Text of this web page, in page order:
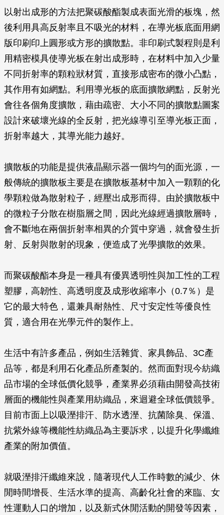
以射出成形的方法把聚碳酸酯製成表面光滑的板塊，然
後利用具高反射率且不吸光的材料，在導光板底面用網
版印刷印上圓形或方形的擴散點。非印刷式製程則是利
用精密模具使導光板在射出成形時，在材料中加入少量
不同折射率的顆粒狀材質，直接形成密布的微小凸點，
其作用有如網點。利用導光板的底面擴散網點，反射光
會往各個角度擴散，藉由疏密、大小不同的擴散點圖案
設計來破壞光線的全反射，把光線導引至導光板正面，
折射率越大，其導光能力越好。
擴散板的功能是提供液晶顯示器一個均勻的面光源，一
般傳統的擴散板主要是在擴散板基材中加入一顆顆的化
學顆粒做為散射粒子，經壓出成形而得。由於擴散板中
的微粒子分散在樹脂層之間，因此光線經過擴散層時，
會不斷地在兩個折射率相異的介質中穿過，就會發生折
射、反射與散射的現象，便造成了光學擴散的效果。
而聚碳酸酯本身是一種具有優異透明性與加工性的工程
塑膠，高韌性、高透明度及成形收縮率小（0.7％）是
它的最大特色，還兼具耐熱性、尺寸安定性等優良性
質，適合用在光學元件的製作上。
生活中有許多產品，例如生活雜貨、家具飾品、3C產
品等，都是利用石化產品所產製的。然而面對現今紡織
品市場的全球低價化競爭，產業界必須藉由開發高技術
層面的機能性與產業用紡織品，來迴避全球低價競爭。
目前市面上以吸溼排汗、防水透溼、抗菌除臭、保溫、
抗紫外線等機能性紡織品為主要訴求，以提升化學纖維
產業的附加價值。
就吸溼排汗纖維來說，隨著現代人工作時數的減少、休
閒時間增長、生活水準的提高、高齡化社會的來臨、女
性運動人口的增加，以及新式休閒活動的開發等因素，